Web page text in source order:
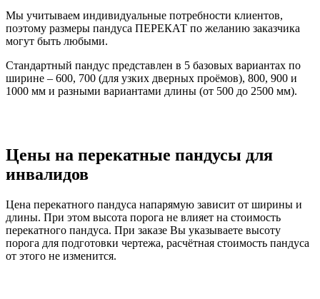
Мы учитываем индивидуальные потребности клиентов,
поэтому размеры пандуса ПЕРЕКАТ по желанию заказчика
могут быть любыми.
Стандартный пандус представлен в 5 базовых вариантах по
ширине – 600, 700 (для узких дверных проёмов), 800, 900 и
1000 мм и разными вариантами длины (от 500 до 2500 мм).
Цены на перекатные пандусы для
инвалидов
Цена перекатного пандуса напарямую зависит от ширины и
длины. При этом высота порога не влияет на стоимость
перекатного пандуса. При заказе Вы указываете высоту
порога для подготовки чертежа, расчётная стоимость пандуса
от этого не изменится.